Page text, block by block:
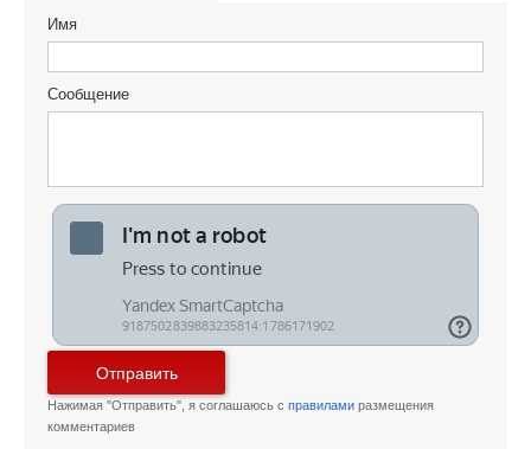
Имя
Сообщение
Отправить
Нажимая "Отправить", я соглашаюсь с правилами размещения
комментариев